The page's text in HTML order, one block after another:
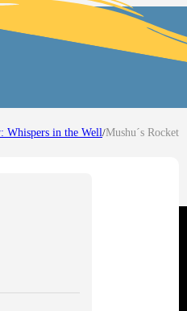
Whispers in the Well/Mushu´s Rocket